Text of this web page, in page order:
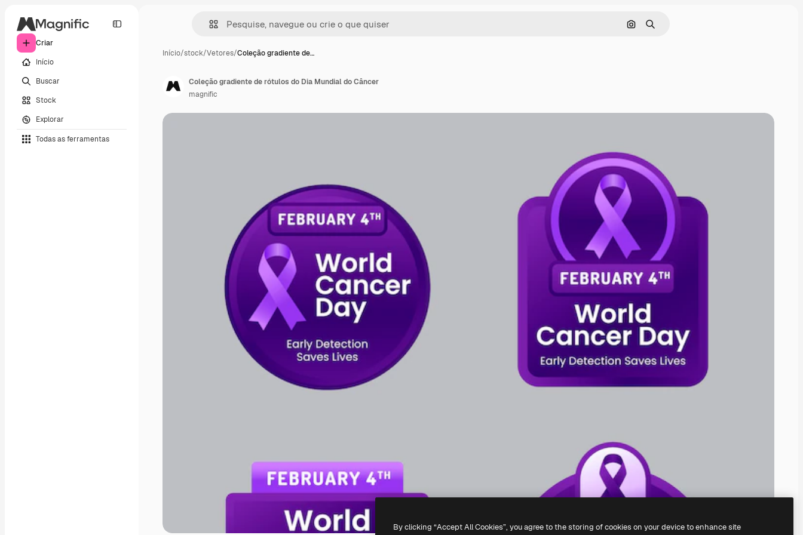
Criar
Início
Buscar
Stock
Explorar
Todas as ferramentas
Pesquisar por imagem
Buscar
Início/stock/Vetores/Coleção gradiente de…
Coleção gradiente de rótulos do Dia Mundial do Câncer
magnific
By clicking “Accept All Cookies”, you agree to the storing of cookies on your device to enhance site